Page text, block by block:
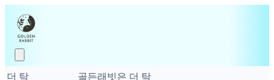
탁
골든래빗은 더 탁